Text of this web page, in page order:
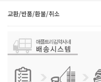
교환/반품/환불/취소